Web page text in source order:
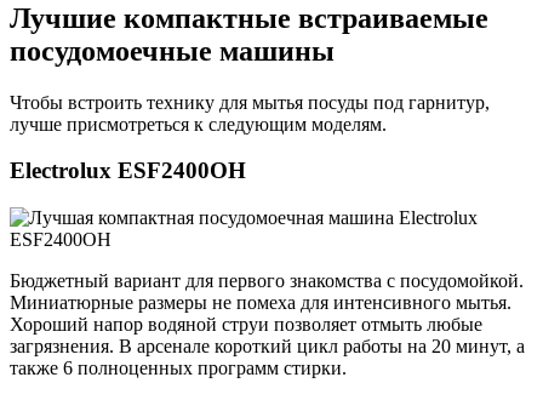
Лучшие компактные встраиваемые
посудомоечные машины
Чтобы встроить технику для мытья посуды под гарнитур,
лучше присмотреться к следующим моделям.
Electrolux ESF2400OH
Бюджетный вариант для первого знакомства с посудомойкой.
Миниатюрные размеры не помеха для интенсивного мытья.
Хороший напор водяной струи позволяет отмыть любые
загрязнения. В арсенале короткий цикл работы на 20 минут, а
также 6 полноценных программ стирки.